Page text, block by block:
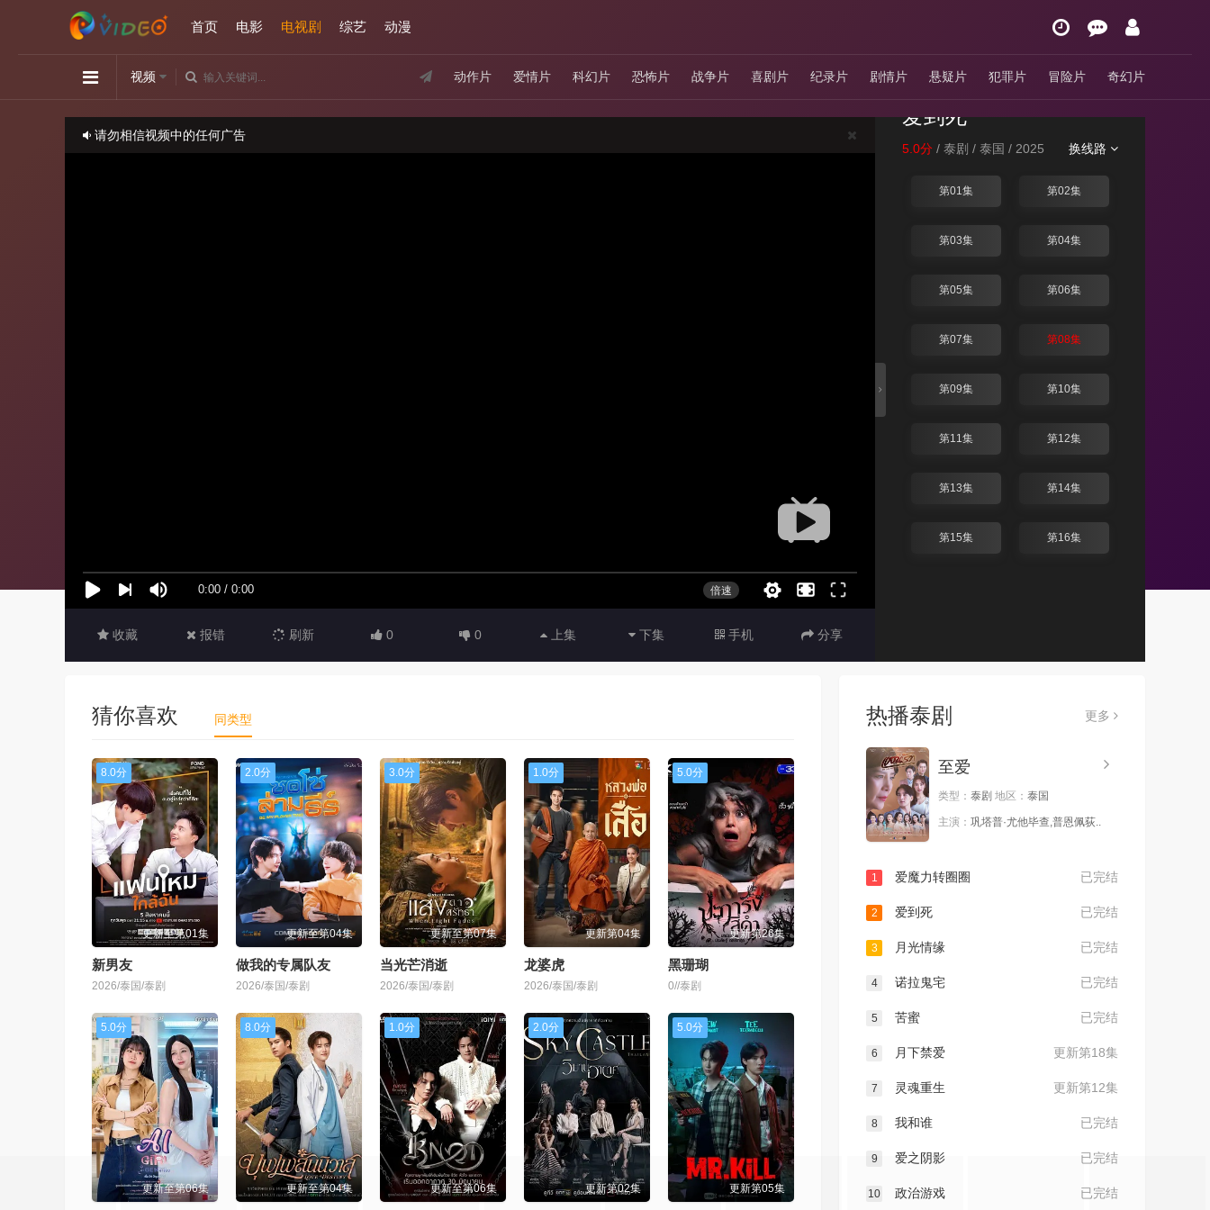
首页 电影 电视剧 综艺 动漫
动作片 爱情片 科幻片 恐怖片 战争片 喜剧片 纪录片 剧情片 悬疑片 犯罪片 冒险片 奇幻片
视频
请勿相信视频中的任何广告
收藏 报错 刷新 0 0 上集 下集 手机 分享
爱到死
换线路
5.0分 / 泰剧 / 泰国 / 2025
第01集 第02集
第03集 第04集
第05集 第06集
第07集 第08集
第09集 第10集
第11集 第12集
第13集 第14集
第15集 第16集
猜你喜欢 同类型
8.0分
更新至第01集
新男友
2026/泰国/泰剧
2.0分
更新至第04集
做我的专属队友
2026/泰国/泰剧
3.0分
更新至第07集
当光芒消逝
2026/泰国/泰剧
1.0分
更新第04集
龙婆虎
2026/泰国/泰剧
5.0分
更新第26集
黑珊瑚
0//泰剧
5.0分
更新至第06集
8.0分
更新至第04集
1.0分
更新至第06集
2.0分
更新第02集
5.0分
更新第05集
热播泰剧 更多
至爱
类型： 泰剧 地区： 泰国
主演： 巩塔普·尤他毕查,普恩佩荻..
已完结
1 爱魔力转圈圈
已完结
2 爱到死
已完结
3 月光情缘
已完结
4 诺拉鬼宅
已完结
5 苦蜜
更新第18集
6 月下禁爱
更新第12集
7 灵魂重生
已完结
8 我和谁
已完结
9 爱之阴影
已完结
10 政治游戏